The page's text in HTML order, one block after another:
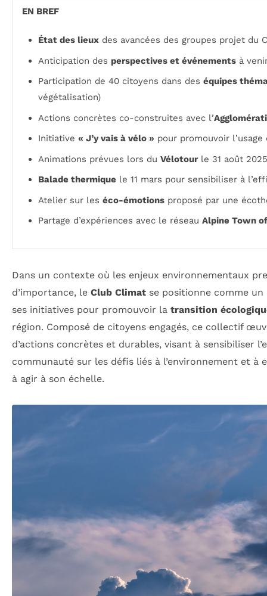
EN BREF
État des lieux des avancées des groupes projet du
Anticipation des perspectives et événements à
Participation de 40 citoyens dans des équipes
végétalisation)
Actions concrètes co-construites avec l’
Initiative « J’y vais à vélo » pour promouvoir l’usage
Animations prévues lors du Vélotourle 31 août 2025
Balade thermique le 11 mars pour sensibiliser à
Atelier sur les éco-émotions proposé par une
Partage d’expériences avec le réseau Alpine Town
Dans un contexte où les enjeux environnementaux
d’importance, le Club Climat se positionne comme
ses initiatives pour promouvoir la transition
région. Composé de citoyens engagés, ce collectif
d’actions concrètes et durables, visant à sensibiliser
communauté sur les défis liés à l’environnement et à
à agir à son échelle.